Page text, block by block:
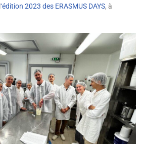
‘édition 2023 des ERASMUS DAYS, à